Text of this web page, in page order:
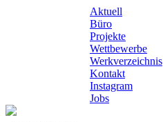
Aktuell
Büro
Projekte
Wettbewerbe
Werkverzeichnis
Kontakt
Instagram
Jobs